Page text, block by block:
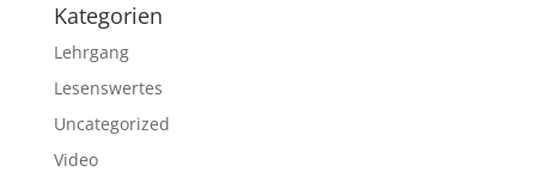
Kategorien
Lehrgang
Lesenswertes
Uncategorized
Video